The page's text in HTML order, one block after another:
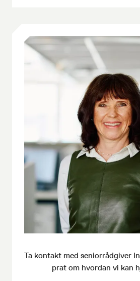
Ta kontakt med seniorrådgiver
prat om hvordan vi kan